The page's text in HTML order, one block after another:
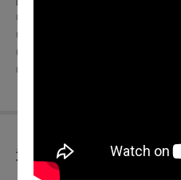
◎65歲以上年長者購票可享8折
◎凡一次購票20張以上(含20張)
◎凡一次購票10張以上(含10張)
◎兩廳院會員及衛武營會員購
退換須知